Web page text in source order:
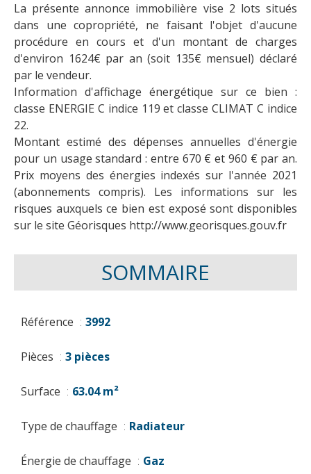
La présente annonce immobilière vise 2 lots situés
dans une copropriété, ne faisant l'objet d'aucune
procédure en cours et d'un montant de charges
d'environ 1624€ par an (soit 135€ mensuel) déclaré
par le vendeur.
Information d'affichage énergétique sur ce bien :
classe ENERGIE C indice 119 et classe CLIMAT C indice
22.
Montant estimé des dépenses annuelles d'énergie
pour un usage standard : entre 670 € et 960 € par an.
Prix moyens des énergies indexés sur l'année 2021
(abonnements compris). Les informations sur les
risques auxquels ce bien est exposé sont disponibles
sur le site Géorisques http://www.georisques.gouv.fr
SOMMAIRE
Référence 3992
Pièces 3 pièces
Surface 63.04 m²
Type de chauffage Radiateur
Énergie de chauffage Gaz